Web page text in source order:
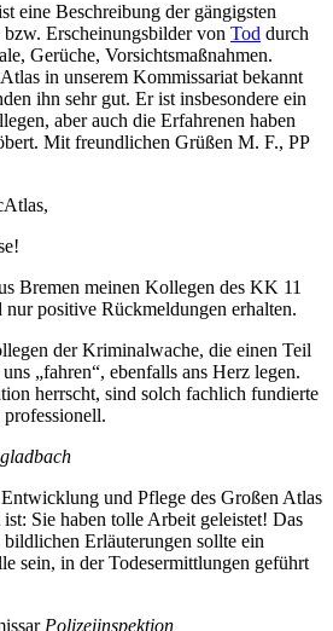
eine Beschreibung der gängigsten
Erscheinungsbilder von Tod durch
Gerüche, Vorsichtsmaßnahmen.
in unserem Kommissariat bekannt
ihn sehr gut. Er ist insbesondere ein
aber auch die Erfahrenen haben
Mit freundlichen Grüßen M. F., PP
Bremen meinen Kollegen des KK 11
positive Rückmeldungen erhalten.
der Kriminalwache, die einen Teil
„fahren“, ebenfalls ans Herz legen.
herrscht, sind solch fachlich fundierte
und Pflege des Großen Atlas
Sie haben tolle Arbeit geleistet! Das
Erläuterungen sollte ein
sein, in der Todesermittlungen geführt
Polizeiinspektion